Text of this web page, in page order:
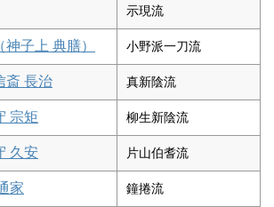
示現流
子上 典膳） 小野派一刀流
斎 長治 真新陰流
宗矩 柳生新陰流
久安 片山伯耆流
家 鐘捲流